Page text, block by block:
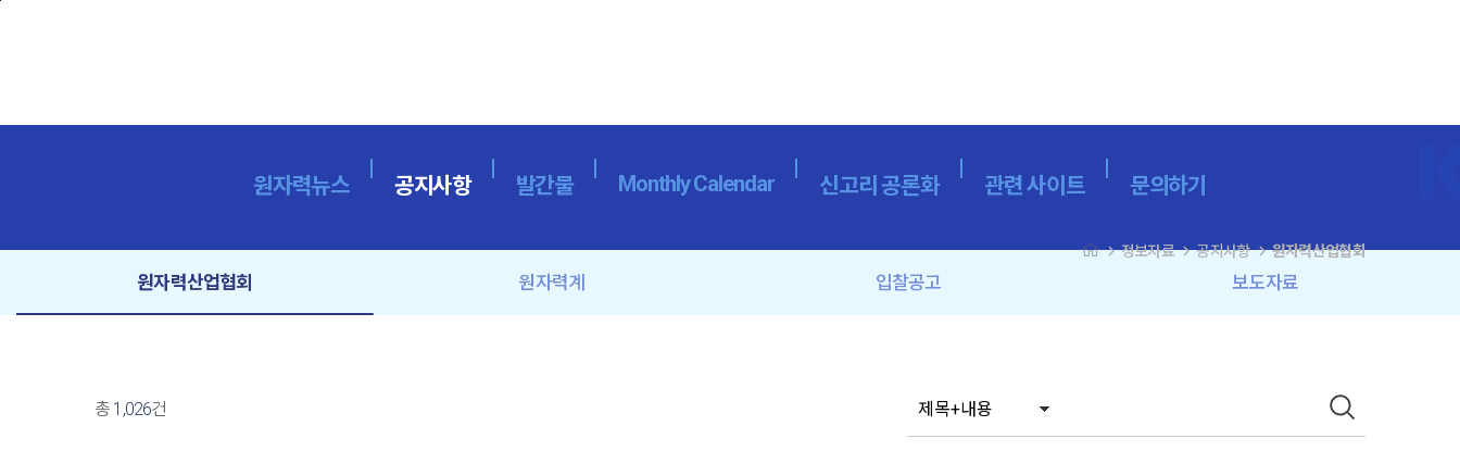
원자력뉴스 공지사항 발간물 Monthly Calendar 신고리 공론화 관련 사이트 문의하기
원자력산업협회 원자력계 입찰공고 보도자료
navigate_next정보자료navigate_next공지사항navigate_next원자력산업협회
총 1,026건